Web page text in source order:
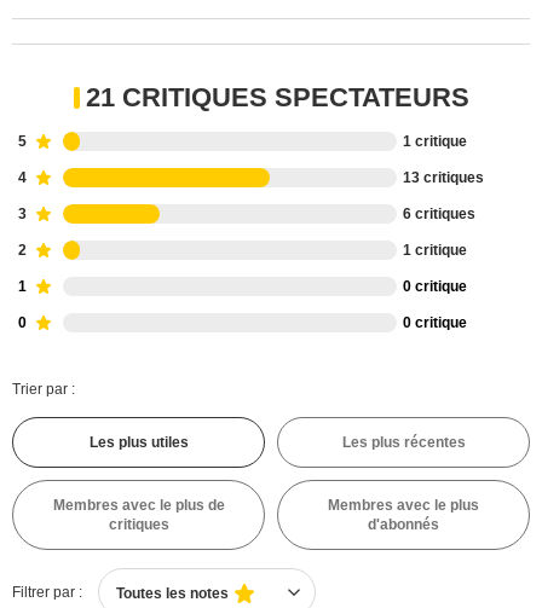
21 CRITIQUES SPECTATEURS
5 1 critique
4 13 critiques
3 6 critiques
2 1 critique
1 0 critique
0 0 critique
Trier par :
Les plus utiles Les plus récentes
Membres avec le plus de
critiques
Membres avec le plus
d'abonnés
Filtrer par : Toutes les notes